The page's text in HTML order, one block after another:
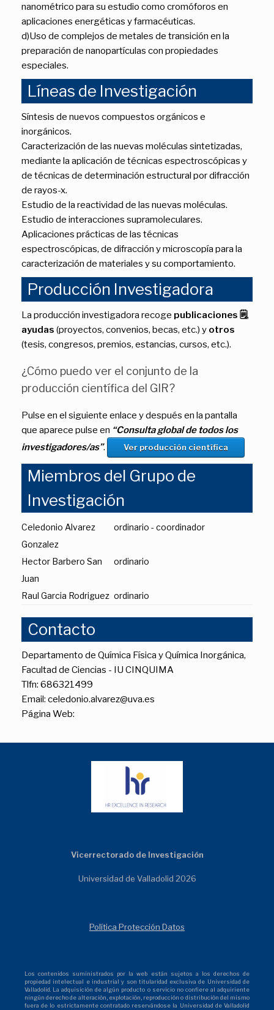
nanométrico para su estudio como cromóforos en
aplicaciones energéticas y farmacéuticas.
d)Uso de complejos de metales de transición en la
preparación de nanopartículas con propiedades
especiales.
Líneas de Investigación
Síntesis de nuevos compuestos orgánicos e
inorgánicos.
Caracterización de las nuevas moléculas sintetizadas,
mediante la aplicación de técnicas espectroscópicas y
de técnicas de determinación estructural por difracción
de rayos-x.
Estudio de la reactividad de las nuevas moléculas.
Estudio de interacciones supramoleculares.
Aplicaciones prácticas de las técnicas
espectroscópicas, de difracción y microscopía para la
caracterización de materiales y su comportamiento.
Producción Investigadora
La producción investigadora recoge publicaciones 🗒,
ayudas (proyectos, convenios, becas, etc.) y otros
(tesis, congresos, premios, estancias, cursos, etc.).
¿Cómo puedo ver el conjunto de la
producción científica del GIR?
Pulse en el siguiente enlace y después en la pantalla
que aparece pulse en “Consulta global de todos los
investigadores/as”. Ver producción científica
Miembros del Grupo de
Investigación
Celedonio Alvarez
Gonzalez
ordinario - coordinador
Hector Barbero San
Juan
ordinario
Raul Garcia Rodriguez ordinario
Contacto
Departamento de Química Física y Química Inorgánica,
Facultad de Ciencias - IU CINQUIMA
Tlfn: 686321499
Email: celedonio.alvarez@uva.es
Página Web:
Vicerrectorado de Investigación
Universidad de Valladolid 2026
Política Protección Datos
Los contenidos suministrados por la web están sujetos a los derechos de
propiedad intelectual e industrial y son titularidad exclusiva de Universidad de
Valladolid. La adquisición de algún producto o servicio no confiere al adquiriente
ningún derecho de alteración, explotación, reproducción o distribución del mismo
fuera de lo estrictamente contratado reservándose la Universidad de Valladolid